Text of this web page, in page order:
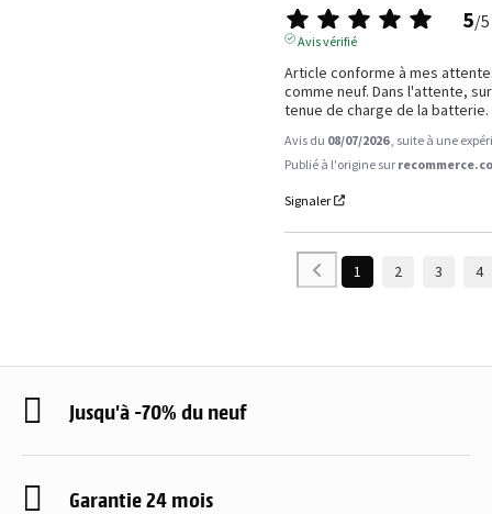
5/5
Avis vérifié
Article conforme à mes
comme neuf. Dans l'attente,
tenue de charge de la batterie.
Avis du 08/07/2026 , suite à une
Publié à l'origine sur
Signaler
1 2 3 4
Jusqu'à -70% du neuf
Garantie 24 mois